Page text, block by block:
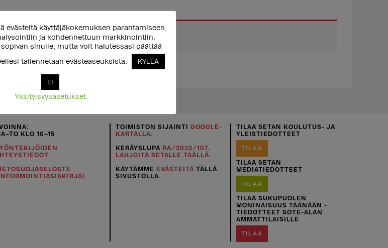
KLO 10–15
TOIMISTON SIJAINTI GOOGLE-
KARTALLA.
KERÄYSLUPA RA/2022/107.
LAHJOITA SETALLE TÄÄLLÄ.
KÄYTÄMME EVÄSTEITÄ TÄLLÄ
SIVUSTOLLA.
TILAA SETAN KOULUTUS- JA
YLEISTIEDOTTEET
TILAA
TILAA SETAN
MEDIATIEDOTTEET
TILAA
TILAA SUKUPUOLEN
MONINAISUUS TÄÄNÄÄN -
TIEDOTTEET SOTE-ALAN
AMMATTILAISILLE
TILAA
evästeitä käyttäjäkokemuksen parantamiseen,
ja kohdennettuun markkinointiin.
sinulle, mutta voit halutessasi päättää
tallennetaan evästeaseuksista.
KYLLÄ
EI
Yksityisyysasetukset